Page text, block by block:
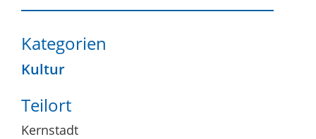
Kategorien
Kultur
Teilort
Kernstadt